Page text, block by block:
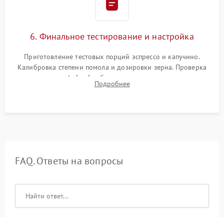
6. Финальное тестирование и настройка
Приготовление тестовых порций эспрессо и капучино.
Калибровка степени помола и дозировки зерна. Проверка
плотности кофейной таблетки, температуры напитка и
качества молочной пены. Контроль отсутствия посторонних
Подробнее
FAQ. Ответы на вопросы